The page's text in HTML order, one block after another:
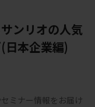
ンリオの人気
日本企業編)
ミナー情報をお届け